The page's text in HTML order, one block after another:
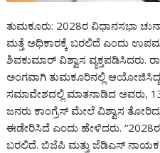
ತುಮಕೂರು: 2028ರ ವಿಧಾನಸಭಾ
ಮತ್ತೆ ಅಧಿಕಾರಕ್ಕೆ ಬರಲಿದೆ ಎಂದು
ಶಿವಕುಮಾರ್ ವಿಶ್ವಾಸ ವ್ಯಕ್ತಪಡಿಸಿದರು.
ಅಂಗವಾಗಿ ತುಮಕೂರಿನಲ್ಲಿ
ಸಮಾವೇಶದಲ್ಲಿ ಮಾತನಾಡಿದ ಅವರು,
ಜನರು ಕಾಂಗ್ರೆಸ್ ಮೇಲೆ ವಿಶ್ವಾಸ
ಈಡೇರಿಸಿದೆ ಎಂದು ಹೇಳಿದರು.
ಬರಲಿದೆ. ಬಿಜೆಪಿ ಮತ್ತು ಜೆಡಿಎಸ್ ನಾಯಕರು